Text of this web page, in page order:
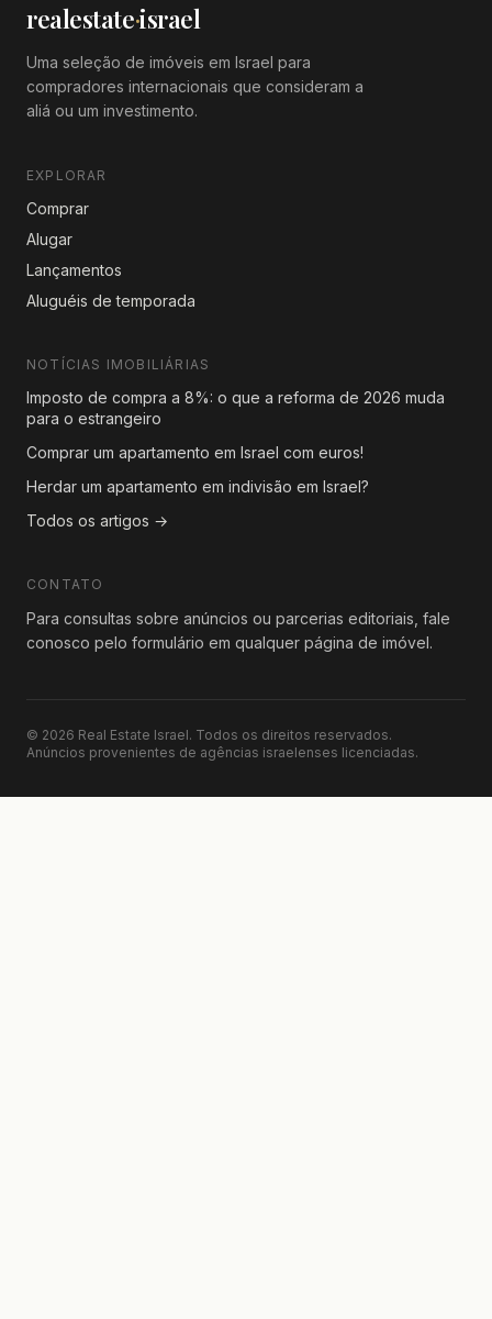
realestate·israel
Uma seleção de imóveis em Israel para
compradores internacionais que consideram a
aliá ou um investimento.
EXPLORAR
Comprar
Alugar
Lançamentos
Aluguéis de temporada
NOTÍCIAS IMOBILIÁRIAS
Imposto de compra a 8%: o que a reforma de 2026 muda
para o estrangeiro
Comprar um apartamento em Israel com euros!
Herdar um apartamento em indivisão em Israel?
Todos os artigos →
CONTATO
Para consultas sobre anúncios ou parcerias editoriais, fale
conosco pelo formulário em qualquer página de imóvel.
© 2026 Real Estate Israel. Todos os direitos reservados.
Anúncios provenientes de agências israelenses licenciadas.